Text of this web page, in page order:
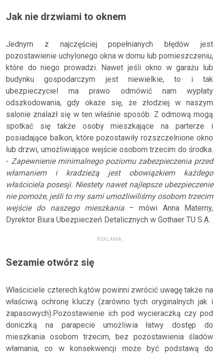
Jak nie drzwiami to oknem
Jednym z najczęściej popełnianych błędów jest
pozostawienie uchylonego okna w domu lub pomieszczeniu,
które do niego prowadzi. Nawet jeśli okno w garażu lub
budynku gospodarczym jest niewielkie, to i tak
ubezpieczyciel ma prawo odmówić nam wypłaty
odszkodowania, gdy okaże się, że złodziej w naszym
salonie znalazł się w ten właśnie sposób. Z odmową mogą
spotkać się także osoby mieszkające na parterze i
posiadające balkon, które pozostawiły rozszczelnione okno
lub drzwi, umożliwiające wejście osobom trzecim do środka.
- Zapewnienie minimalnego poziomu zabezpieczenia przed
włamaniem i kradzieżą jest obowiązkiem każdego
właściciela posesji. Niestety nawet najlepsze ubezpieczenie
nie pomoże, jeśli to my sami umożliwiliśmy osobom trzecim
wejście do naszego mieszkania– mówi Anna Materny,
Dyrektor Biura Ubezpieczeń Detalicznych w Gothaer TU S.A.
REKLAMA:
Sezamie otwórz się
Właściciele czterech kątów powinni zwrócić uwagę także na
właściwą ochronę kluczy (zarówno tych oryginalnych jak i
zapasowych).Pozostawienie ich pod wycieraczką czy pod
doniczką na parapecie umożliwia łatwy dostęp do
mieszkania osobom trzecim, bez pozostawienia śladów
włamania, co w konsekwencji może być podstawą do